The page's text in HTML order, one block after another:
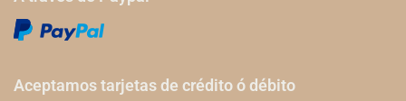
Aceptamos tarjetas de crédito ó débito